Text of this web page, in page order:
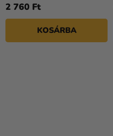
2 760 Ft
KOSÁRBA